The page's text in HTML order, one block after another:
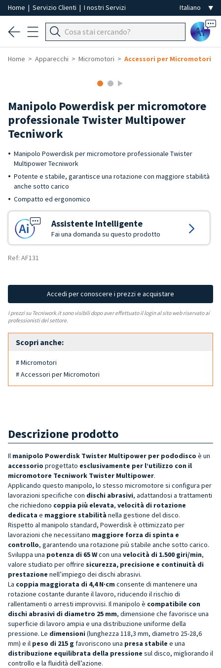
Home | Servizio Clienti | I nostri Servizi
Ai
Home Apparecchi Micromotori Accessori per Micromotori
Manipolo Powerdisk per micromotore
professionale Twister Multipower
Tecniwork
Manipolo Powerdisk per micromotore professionale Twister
Multipower Tecniwork
Potente e stabile, garantisce una rotazione con maggiore stabilità
anche sotto carico
Compatto ed ergonomico
Assistente Intelligente
Fai una domanda su questo prodotto
Ref: AF131
Accedi per conoscere i prezzi e acquistare
I prezzi su Tecniwork.it sono visibili dopo aver effettuato il login al sito web riservato ai
professionisti del settore.
Scopri anche:
# Micromotori
# Accessori per Micromotori
Descrizione prodotto
Il manipolo Powerdisk Twister Multipower per pododisco è un
accessorio progettato esclusivamente per l’utilizzo con il
micromotore Tecniwork Twister Multipower.
Applicando questo manipolo, lo stesso micromotore si configura per
lavorazioni specifiche con dischi abrasivi, adattandosi a trattamenti
che richiedono coppia più elevata, velocità di rotazione
dedicata e maggiore stabilità nella gestione del disco.
Rispetto al manipolo standard, Powerdisk è ottimizzato per
lavorazioni che necessitano maggiore forza di spinta e
controllo, garantendo una rotazione più stabile anche sotto carico.
Sviluppa una potenza di 65 Wcon una velocità di 1.500 giri/min,
valore studiato per offrire sicurezza, precisione e continuità di
prestazione nell’impiego dei dischi abrasivi.
La coppia maggiorata di 4,4 N·cm consente di mantenere una
rotazione costante durante il lavoro, riducendo il rischio di
rallentamenti o arresti improvvisi. Il manipolo è compatibile con
dischi abrasivi di diametro 25 mm, dimensione che favorisce una
superficie di lavoro ampia e una distribuzione uniforme della
pressione. Le dimensioni (lunghezza 118,3 mm, diametro 25-28,6
mm) e il peso di 215 g favoriscono una presa stabile e una
distribuzione equilibrata della pressione sul disco, migliorando il
controllo e la fluidità dell’azione.